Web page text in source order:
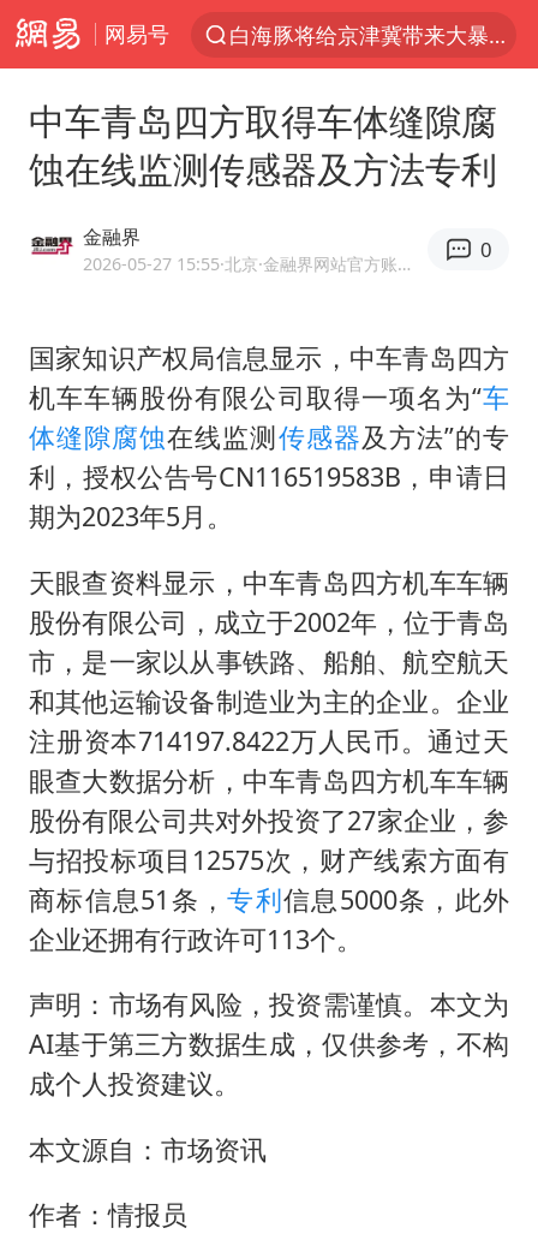
网易号
白海豚将给京津冀带来大暴雨
杭州机场已取消航班388架次
中国第1高楼阻尼器摆动明显
国足U17与阿森纳决赛取消 并列冠军
《龙餐馆》 冲奖
上门女婿出轨女邻居多年被判重婚罪
2025年小学教师减少13.19万
以军士兵把枪口对准中国记者
笔试第一被劝弃考涉事副校长被撤职
构建更高水平的全民健身公共服务体系
男子被沙蜇蜇伤5小时后呼吸困难
挡“张雪机车”民进党当局怕什么
灌溉水坝被隔成鱼塘 村民投诉20余年
奋力开创中国式现代化建设新局面
中车青岛四方取得车体缝隙腐
蚀在线监测传感器及方法专利
金融界
2026-05-27 15:55·北京 ·金融界网站官方账号 优质财经领域创作者
0
国家知识产权局信息显示，中车青岛四方
机车车辆股份有限公司取得一项名为“车
体缝隙腐蚀在线监测传感器及方法”的专
利，授权公告号CN116519583B，申请日
期为2023年5月。
天眼查资料显示，中车青岛四方机车车辆
股份有限公司，成立于2002年，位于青岛
市，是一家以从事铁路、船舶、航空航天
和其他运输设备制造业为主的企业。企业
注册资本714197.8422万人民币。通过天
眼查大数据分析，中车青岛四方机车车辆
股份有限公司共对外投资了27家企业，参
与招投标项目12575次，财产线索方面有
商标信息51条，专利信息5000条，此外
企业还拥有行政许可113个。
声明：市场有风险，投资需谨慎。本文为
AI基于第三方数据生成，仅供参考，不构
成个人投资建议。
本文源自：市场资讯
作者：情报员